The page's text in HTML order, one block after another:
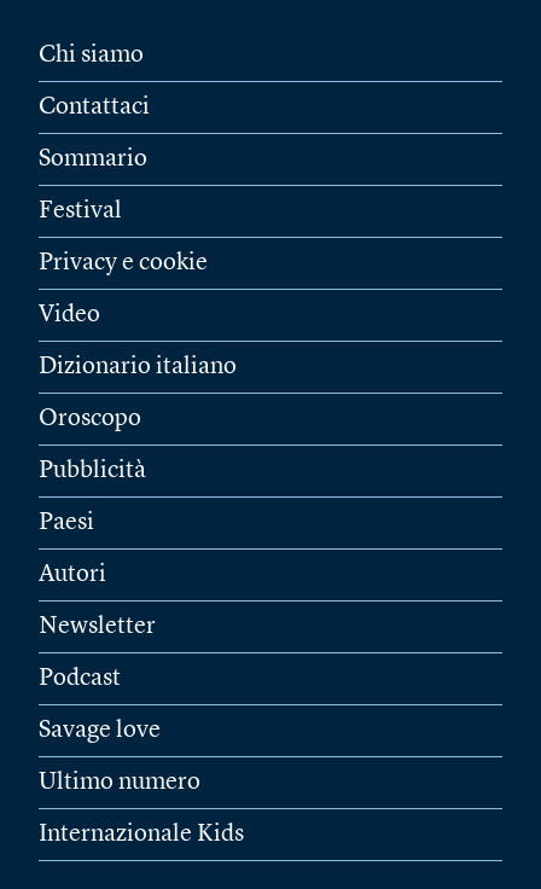
Chi siamo
Contattaci
Sommario
Festival
Privacy e cookie
Video
Dizionario italiano
Oroscopo
Pubblicità
Paesi
Autori
Newsletter
Podcast
Savage love
Ultimo numero
Internazionale Kids